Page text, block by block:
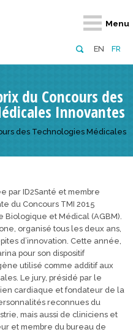
EN FR
Menu
Retour
Innovative
Digital
du Concours des
Innovantes
des Technologies Médicales
par ID2Santé et membre
du Concours TMI 2015
Biologique et Médical (AGBM).
organisé tous les deux ans,
d’innovation. Cette année,
pour son dispositif
utilisé comme additif aux
Le jury, présidé par le
cardiaque et fondateur de la
reconnues du
mais aussi de cliniciens et
et membre du bureau de